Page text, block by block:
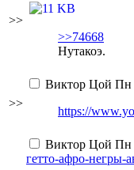
>>
>>74668
Нутакоэ.
>>
Виктор Цой Пн
https://
Виктор Цой Пн
гетто-афро-негры-